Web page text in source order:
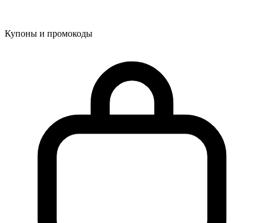
Купоны и промокоды